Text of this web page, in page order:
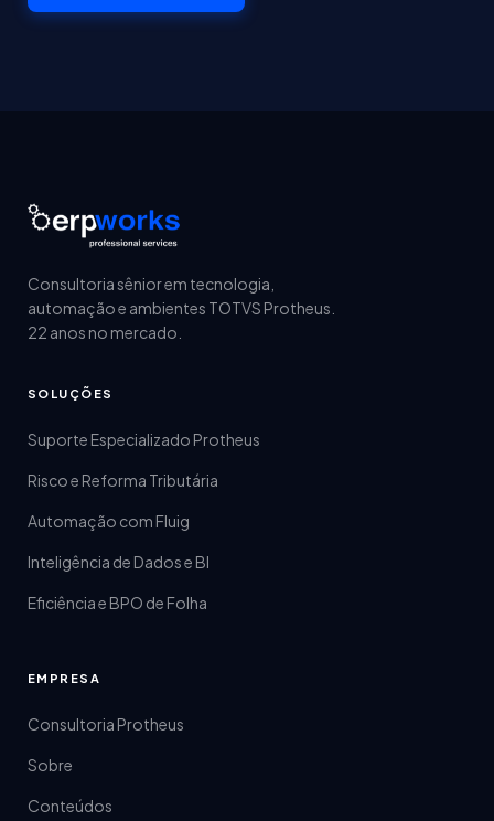
Consultoria sênior em tecnologia,
automação e ambientes TOTVS Protheus.
22 anos no mercado.
SOLUÇÕES
Suporte Especializado Protheus
Risco e Reforma Tributária
Automação com Fluig
Inteligência de Dados e BI
Eficiência e BPO de Folha
EMPRESA
Consultoria Protheus
Sobre
Conteúdos